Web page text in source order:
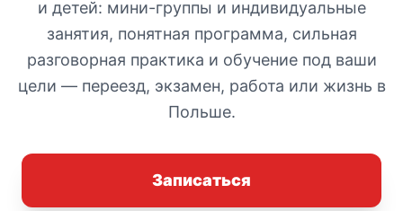
и детей: мини-группы и индивидуальные
занятия, понятная программа, сильная
разговорная практика и обучение под ваши
цели — переезд, экзамен, работа или жизнь в
Польше.
Записаться